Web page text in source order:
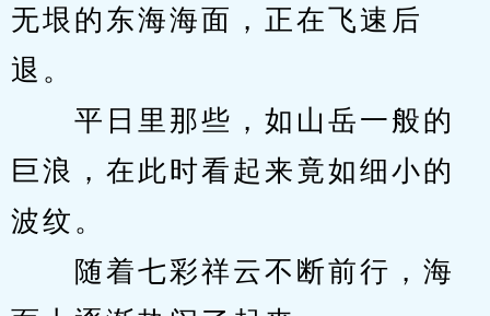
无垠的东海海面，正在飞速后
退。
平日里那些，如山岳一般的
巨浪，在此时看起来竟如细小的
波纹。
随着七彩祥云不断前行，海